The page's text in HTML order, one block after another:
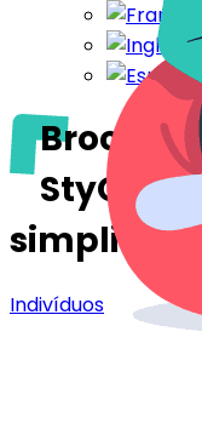
StyQR:
Indivíduos